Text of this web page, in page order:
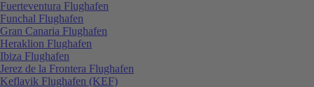
Fuerteventura Flughafen
Funchal Flughafen
Gran Canaria Flughafen
Heraklion Flughafen
Ibiza Flughafen
Jerez de la Frontera Flughafen
Keflavik Flughafen (KEF)